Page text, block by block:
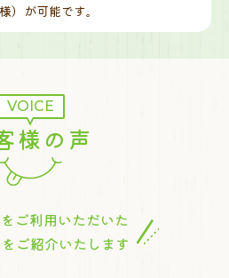
）が可能です。
VOICE
様の声
ご利用いただいた
ご紹介いたします